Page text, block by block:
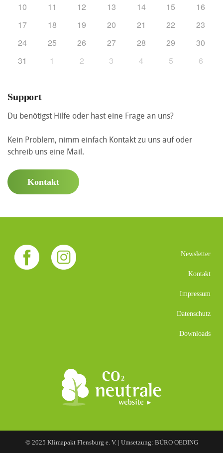
10
11 12 13 14 15
16
17
18 19 20 21 22
23
24
25 26 27 28 29
30
31
1 2 3 4 5 6
Support
Du benötigst Hilfe oder hast eine Frage an uns?
Kein Problem, nimm einfach Kontakt zu uns auf oder
schreib uns eine Mail.
Kontakt
Newsletter
Kontakt
Impressum
Datenschutz
Downloads
© 2025 Klimapakt Flensburg e. V. | Umsetzung: BÜRO OEDING